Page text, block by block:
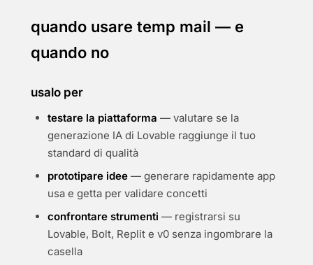
quando usare temp mail — e
quando no
usalo per
testare la piattaforma — valutare se la
generazione IA di Lovable raggiunge il tuo
standard di qualità
prototipare idee — generare rapidamente app
usa e getta per validare concetti
confrontare strumenti — registrarsi su
Lovable, Bolt, Replit e v0 senza ingombrare la
casella